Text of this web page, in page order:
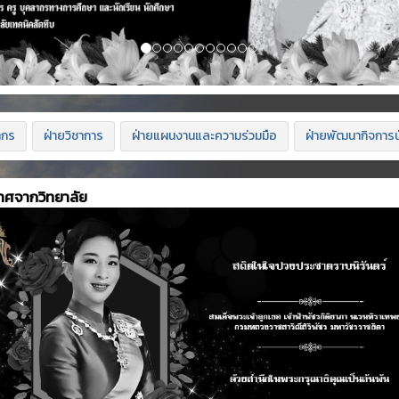
ร ฝ่ายวิชาการ ฝ่ายแผนงานและความร่วมมือ ฝ่ายพัฒนากิจการ
ศจากวิทยาลัย